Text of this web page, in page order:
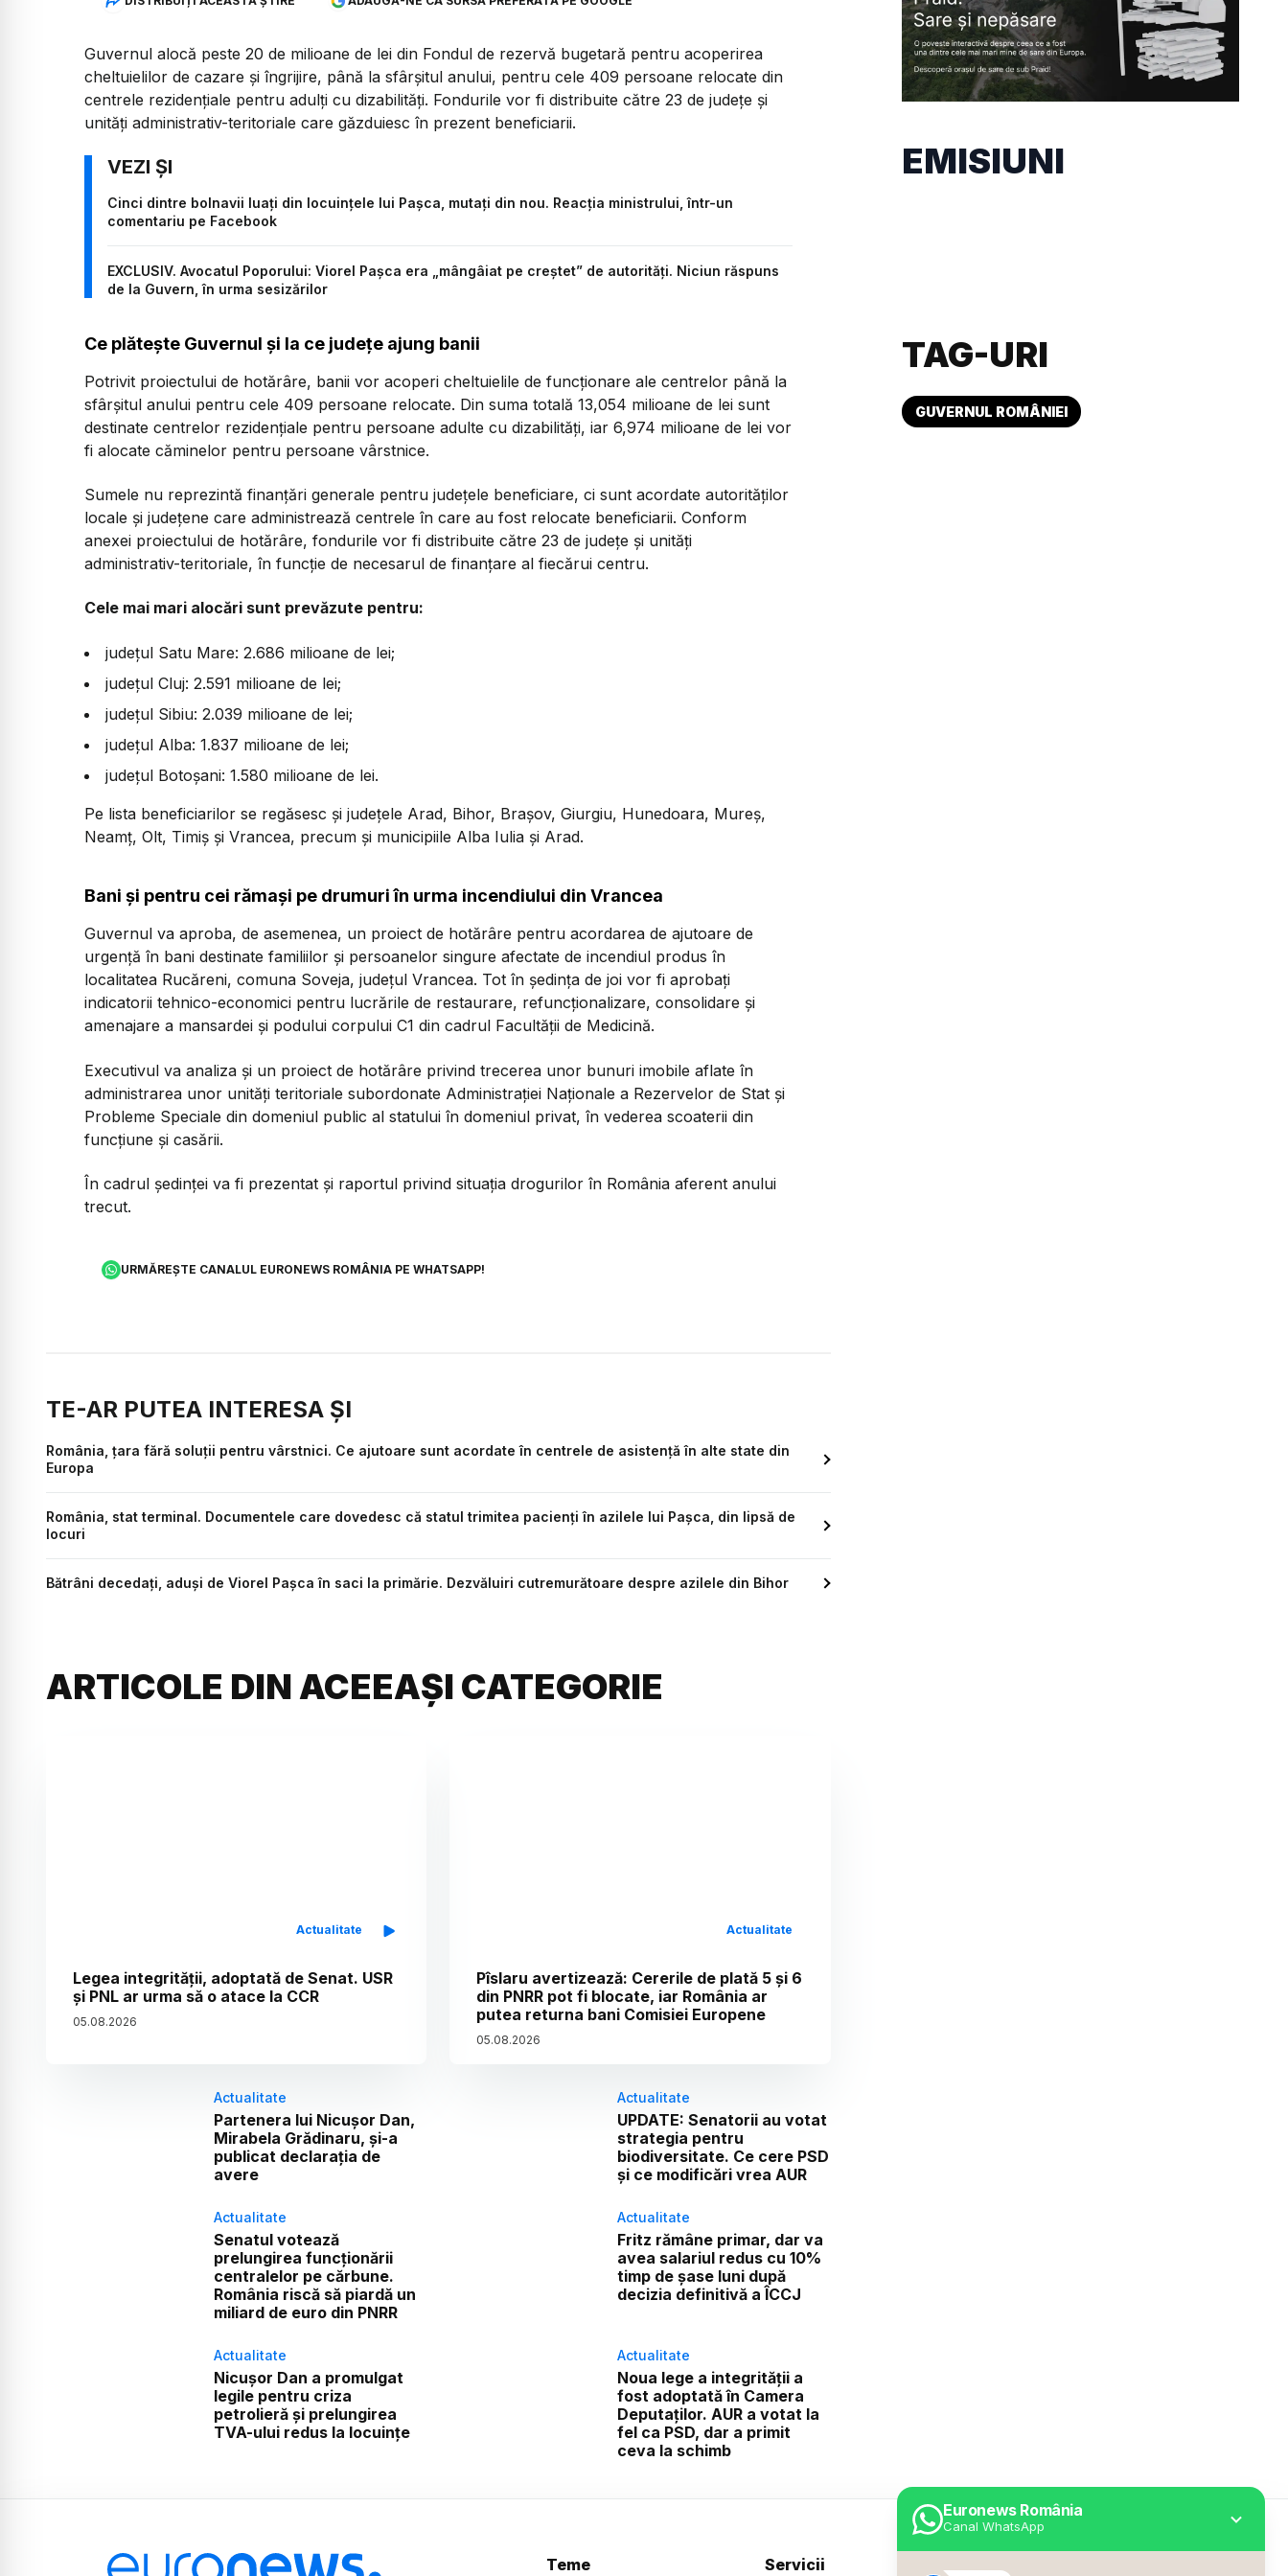
Euronews România
Canal WhatsApp
Guvernul alocă peste 20 de milioane de lei din Fondul de rezervă bugetară pentru acoperirea
cheltuielilor de cazare și îngrijire, până la sfârșitul anului, pentru cele 409 persoane relocate din
centrele rezidențiale pentru adulți cu dizabilități. Fondurile vor fi distribuite către 23 de județe și
unități administrativ-teritoriale care găzduiesc în prezent beneficiarii.
Cinci dintre bolnavii luați din locuințele lui Pașca, mutați din nou. Reacția ministrului, într-un
comentariu pe Facebook
EXCLUSIV. Avocatul Poporului: Viorel Pașca era „mângâiat pe creștet” de autorități. Niciun răspuns
de la Guvern, în urma sesizărilor
Ce plătește Guvernul și la ce județe ajung banii
Potrivit proiectului de hotărâre, banii vor acoperi cheltuielile de funcționare ale centrelor până la
sfârșitul anului pentru cele 409 persoane relocate. Din suma totală 13,054 milioane de lei sunt
destinate centrelor rezidențiale pentru persoane adulte cu dizabilități, iar 6,974 milioane de lei vor
fi alocate căminelor pentru persoane vârstnice.
Sumele nu reprezintă finanțări generale pentru județele beneficiare, ci sunt acordate autorităților
locale și județene care administrează centrele în care au fost relocate beneficiarii. Conform
anexei proiectului de hotărâre, fondurile vor fi distribuite către 23 de județe și unități
administrativ-teritoriale, în funcție de necesarul de finanțare al fiecărui centru.
Cele mai mari alocări sunt prevăzute pentru:
județul Satu Mare: 2.686 milioane de lei;
județul Cluj: 2.591 milioane de lei;
județul Sibiu: 2.039 milioane de lei;
județul Alba: 1.837 milioane de lei;
județul Botoșani: 1.580 milioane de lei.
Pe lista beneficiarilor se regăsesc și județele Arad, Bihor, Brașov, Giurgiu, Hunedoara, Mureș,
Neamț, Olt, Timiș și Vrancea, precum și municipiile Alba Iulia și Arad.
Bani și pentru cei rămași pe drumuri în urma incendiului din Vrancea
Guvernul va aproba, de asemenea, un proiect de hotărâre pentru acordarea de ajutoare de
urgență în bani destinate familiilor și persoanelor singure afectate de incendiul produs în
localitatea Rucăreni, comuna Soveja, județul Vrancea. Tot în ședința de joi vor fi aprobați
indicatorii tehnico-economici pentru lucrările de restaurare, refuncționalizare, consolidare și
amenajare a mansardei și podului corpului C1 din cadrul Facultății de Medicină.
Executivul va analiza și un proiect de hotărâre privind trecerea unor bunuri imobile aflate în
administrarea unor unități teritoriale subordonate Administrației Naționale a Rezervelor de Stat și
Probleme Speciale din domeniul public al statului în domeniul privat, în vederea scoaterii din
funcțiune și casării.
În cadrul ședinței va fi prezentat și raportul privind situația drogurilor în România aferent anului
trecut.
URMĂREȘTE CANALUL EURONEWS ROMÂNIA PE WHATSAPP!
TE-AR PUTEA INTERESA ȘI
România, țara fără soluții pentru vârstnici. Ce ajutoare sunt acordate în centrele de asistență în alte state din
Europa
România, stat terminal. Documentele care dovedesc că statul trimitea pacienți în azilele lui Pașca, din lipsă de
locuri
Bătrâni decedați, aduși de Viorel Pașca în saci la primărie. Dezvăluiri cutremurătoare despre azilele din Bihor
ARTICOLE DIN ACEEAȘI CATEGORIE
Actualitate
Legea integrității, adoptată de Senat. USR
și PNL ar urma să o atace la CCR
05.08.2026
Actualitate
Pîslaru avertizează: Cererile de plată 5 și 6
din PNRR pot fi blocate, iar România ar
putea returna bani Comisiei Europene
05.08.2026
Actualitate
Partenera lui Nicușor Dan,
Mirabela Grădinaru, și-a
publicat declarația de
avere
Actualitate
UPDATE: Senatorii au votat
strategia pentru
biodiversitate. Ce cere PSD
și ce modificări vrea AUR
Actualitate
Senatul votează
prelungirea funcționării
centralelor pe cărbune.
România riscă să piardă un
miliard de euro din PNRR
Actualitate
Fritz rămâne primar, dar va
avea salariul redus cu 10%
timp de șase luni după
decizia definitivă a ÎCCJ
Actualitate
Nicușor Dan a promulgat
legile pentru criza
petrolieră și prelungirea
TVA-ului redus la locuințe
Actualitate
Noua lege a integrității a
fost adoptată în Camera
Deputaților. AUR a votat la
fel ca PSD, dar a primit
ceva la schimb
EMISIUNI
TAG-URI
GUVERNUL ROMÂNIEI
Teme Servicii